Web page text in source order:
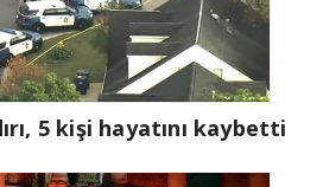
5 kişi hayatını kaybetti